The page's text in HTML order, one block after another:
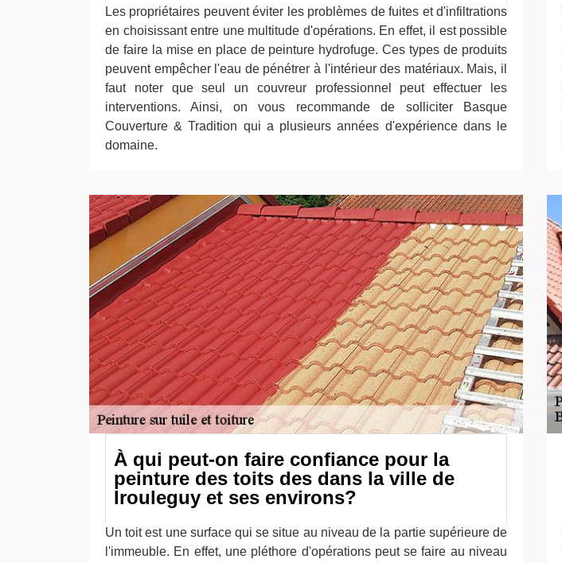
Les propriétaires peuvent éviter les problèmes de fuites et d'infiltrations
en choisissant entre une multitude d'opérations. En effet, il est possible
de faire la mise en place de peinture hydrofuge. Ces types de produits
peuvent empêcher l'eau de pénétrer à l'intérieur des matériaux. Mais, il
faut noter que seul un couvreur professionnel peut effectuer les
interventions. Ainsi, on vous recommande de solliciter Basque
Couverture & Tradition qui a plusieurs années d'expérience dans le
domaine.
À qui peut-on faire confiance pour la
peinture des toits des dans la ville de
Irouleguy et ses environs?
Un toit est une surface qui se situe au niveau de la partie supérieure de
l'immeuble. En effet, une pléthore d'opérations peut se faire au niveau